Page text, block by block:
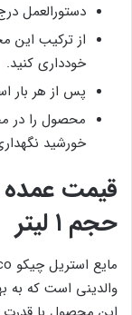
دستورالعمل
از ترکیب این
خودداری کنید.
پس از هر بار
محصول را در
خورشید
حجم ۱ لیتر
والدینی است که به